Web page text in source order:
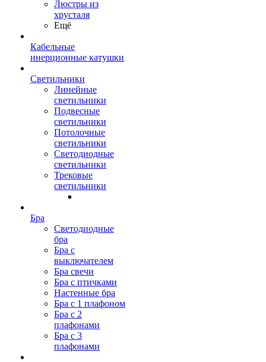
Люстры из
хрусталя
Ещё
Кабельные
инерционные катушки
Светильники
Линейные
светильники
Подвесные
светильники
Потолочные
светильники
Светодиодные
светильники
Трековые
светильники
Бра
Светодиодные
бра
Бра с
выключателем
Бра свечи
Бра с птичками
Настенные бра
Бра с 1 плафоном
Бра с 2
плафонами
Бра с 3
плафонами